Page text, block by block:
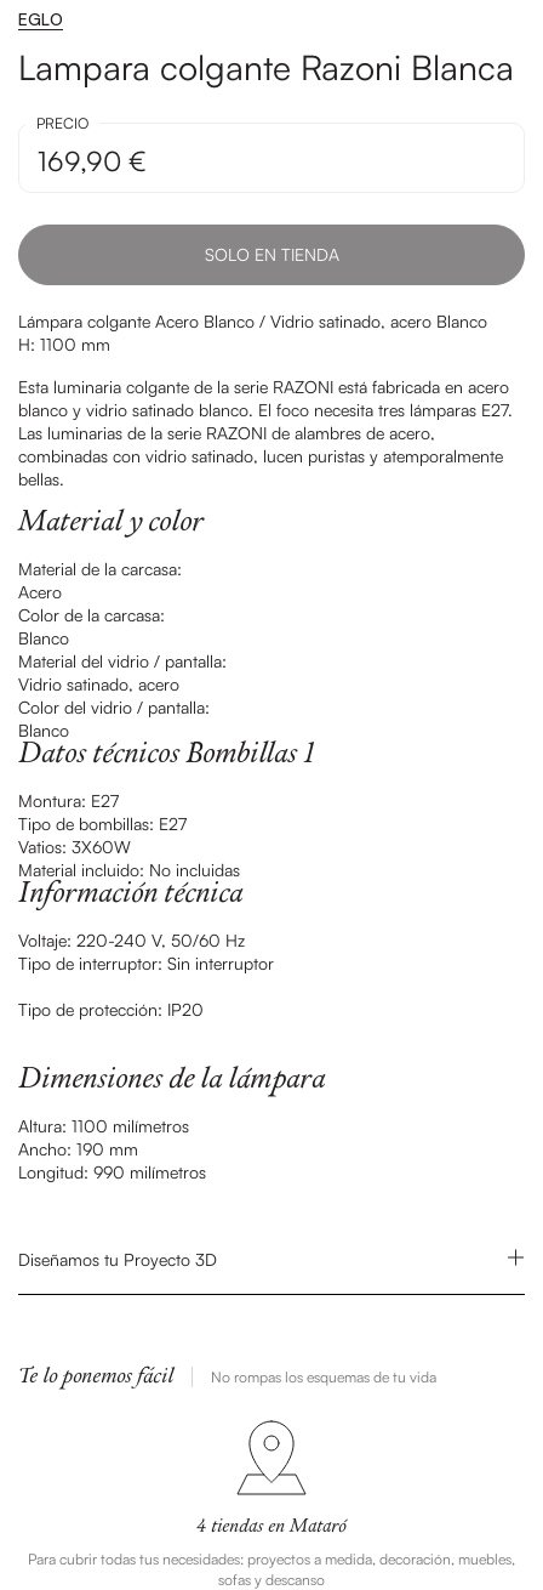
EGLO
Lampara colgante Razoni Blanca
PRECIO
169,90 €
SOLO EN TIENDA
Lámpara colgante Acero Blanco / Vidrio satinado, acero Blanco
H: 1100 mm
Esta luminaria colgante de la serie RAZONI está fabricada en acero
blanco y vidrio satinado blanco. El foco necesita tres lámparas E27.
Las luminarias de la serie RAZONI de alambres de acero,
combinadas con vidrio satinado, lucen puristas y atemporalmente
bellas.
Material y color
Material de la carcasa:
Acero
Color de la carcasa:
Blanco
Material del vidrio / pantalla:
Vidrio satinado, acero
Color del vidrio / pantalla:
Blanco
Datos técnicos Bombillas 1
Montura: E27
Tipo de bombillas: E27
Vatios: 3X60W
Material incluido: No incluidas
Información técnica
Voltaje: 220-240 V, 50/60 Hz
Tipo de interruptor: Sin interruptor
Tipo de protección: IP20
Dimensiones de la lámpara
Altura: 1100 milímetros
Ancho: 190 mm
Longitud: 990 milímetros
Diseñamos tu Proyecto 3D
Te lo ponemos fácil No rompas los esquemas de tu vida
4 tiendas en Mataró
Para cubrir todas tus necesidades: proyectos a medida, decoración, muebles,
sofas y descanso